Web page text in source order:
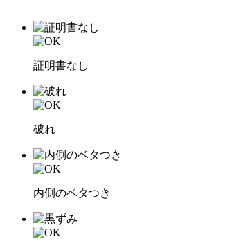
証明書なし
破れ
内側のベタつき